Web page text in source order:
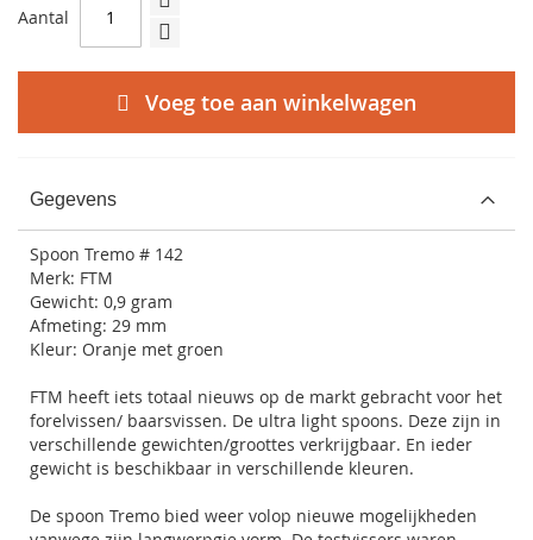
Aantal
Voeg toe aan winkelwagen
Gegevens
Spoon Tremo # 142
Merk: FTM
Gewicht: 0,9 gram
Afmeting: 29 mm
Kleur: Oranje met groen
FTM heeft iets totaal nieuws op de markt gebracht voor het
forelvissen/ baarsvissen. De ultra light spoons. Deze zijn in
verschillende gewichten/groottes verkrijgbaar. En ieder
gewicht is beschikbaar in verschillende kleuren.
De spoon Tremo bied weer volop nieuwe mogelijkheden